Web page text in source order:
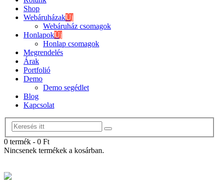
Shop
WebáruházakÚj
Webáruház csomagok
HonlapokÚj
Honlap csomagok
Megrendelés
Árak
Portfolió
Demo
Demo segédlet
Blog
Kapcsolat
0 termék - 0 Ft
Nincsenek termékek a kosárban.